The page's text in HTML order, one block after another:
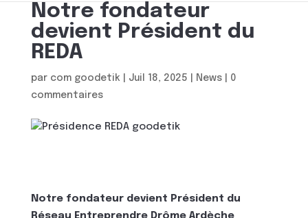
Notre fondateur
devient Président du
REDA
par com goodetik Juil 18, 2025 News| 0
commentaires
Notre fondateur devient Président du